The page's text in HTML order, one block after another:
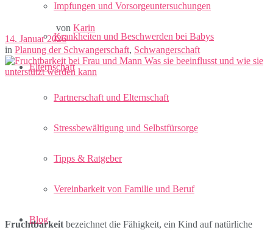
Impfungen und Vorsorgeuntersuchungen
Krankheiten und Beschwerden bei Babys
Elternschaft
Partnerschaft und Elternschaft
Stressbewältigung und Selbstfürsorge
Tipps & Ratgeber
Vereinbarkeit von Familie und Beruf
Blog
von Karin
14. Januar 2026
in Planung der Schwangerschaft, Schwangerschaft
Fruchtbarkeit bezeichnet die Fähigkeit, ein Kind auf natürliche